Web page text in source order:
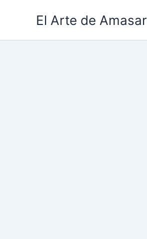
El Arte de Amasar